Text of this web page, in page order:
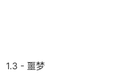
1.3 - 噩梦